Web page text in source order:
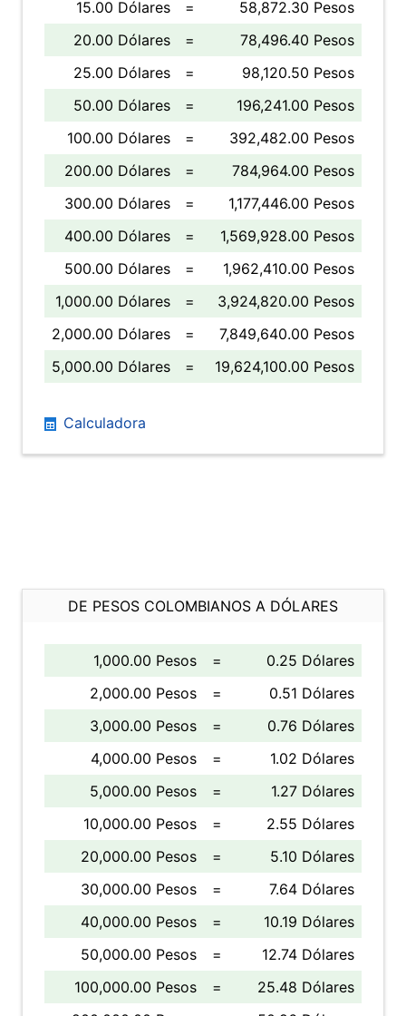
15.00 Dólares
=
58,872.30 Pesos
20.00 Dólares
=
78,496.40 Pesos
25.00 Dólares
=
98,120.50 Pesos
50.00 Dólares
=
196,241.00 Pesos
100.00 Dólares
=
392,482.00 Pesos
200.00 Dólares
=
784,964.00 Pesos
300.00 Dólares
=
1,177,446.00 Pesos
400.00 Dólares
=
1,569,928.00 Pesos
500.00 Dólares
=
1,962,410.00 Pesos
1,000.00 Dólares
=
3,924,820.00 Pesos
2,000.00 Dólares
=
7,849,640.00 Pesos
5,000.00 Dólares
= 19,624,100.00 Pesos
Calculadora
DE PESOS COLOMBIANOS A DÓLARES
1,000.00 Pesos =
0.25 Dólares
2,000.00 Pesos
=
0.51 Dólares
3,000.00 Pesos
=
0.76 Dólares
4,000.00 Pesos
=
1.02 Dólares
5,000.00 Pesos
=
1.27 Dólares
10,000.00 Pesos
=
2.55 Dólares
20,000.00 Pesos
=
5.10 Dólares
30,000.00 Pesos
=
7.64 Dólares
40,000.00 Pesos
=
10.19 Dólares
50,000.00 Pesos
=
12.74 Dólares
100,000.00 Pesos
=
25.48 Dólares